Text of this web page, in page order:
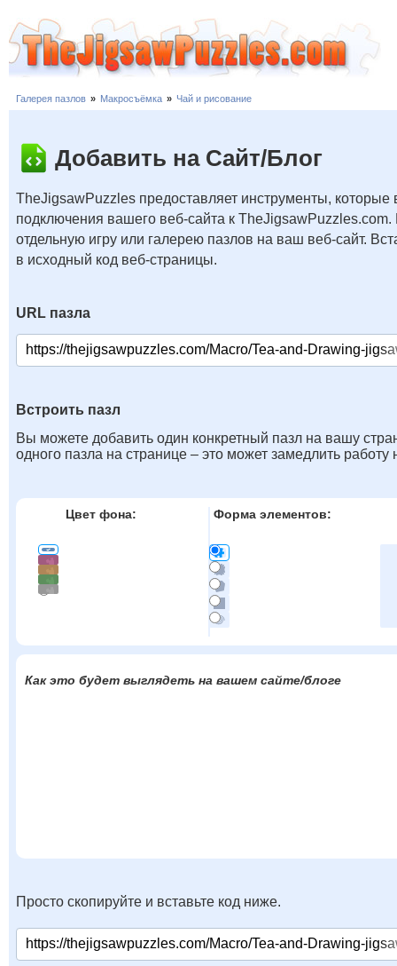
Галерея пазлов » Макросъёмка » Чай и рисование
Добавить на Сайт/Блог
TheJigsawPuzzles предоставляет инструменты, которые
подключения вашего веб-сайта к
отдельную игру или галерею пазлов на ваш веб-сайт.
в исходный код веб-страницы.
URL пазла
Встроить пазл
Вы можете добавить один конкретный пазл на вашу
одного пазла на странице – это может замедлить
Цвет фона: Форма элементов:
Как это будет выглядеть на вашем сайте/блоге
Просто скопируйте и вставьте код ниже.